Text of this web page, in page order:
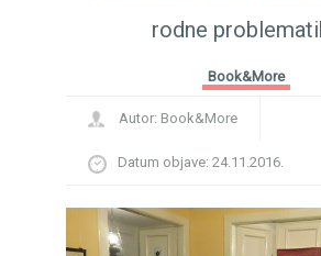
rodne
Book&More
Autor: Book&More
Datum objave: 24.11.2016.